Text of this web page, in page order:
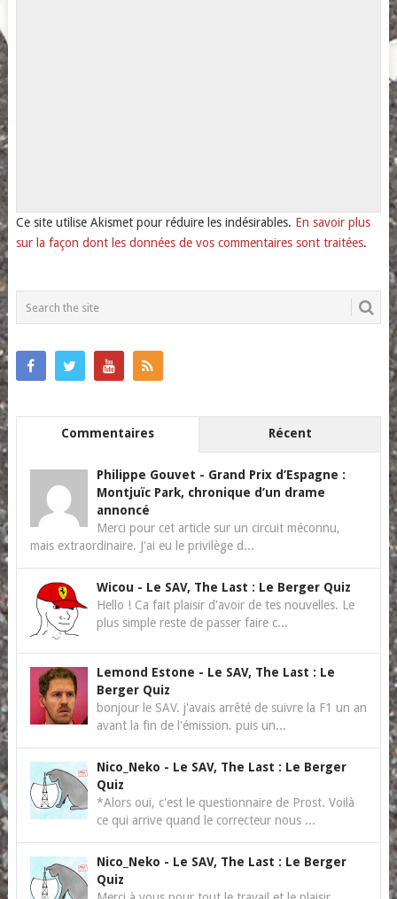
Ce site utilise Akismet pour réduire les indésirables. En savoir plus
sur la façon dont les données de vos commentaires sont traitées.
Commentaires Récent
Philippe Gouvet - Grand Prix d’Espagne :
Montjuïc Park, chronique d’un drame
annoncé
Merci pour cet article sur un circuit méconnu,
mais extraordinaire. J'ai eu le privilège d...
Wicou - Le SAV, The Last : Le Berger Quiz
Hello ! Ca fait plaisir d'avoir de tes nouvelles. Le
plus simple reste de passer faire c...
Lemond Estone - Le SAV, The Last : Le
Berger Quiz
bonjour le SAV. j'avais arrêté de suivre la F1 un an
avant la fin de l'émission. puis un...
Nico_Neko - Le SAV, The Last : Le Berger
Quiz
*Alors oui, c'est le questionnaire de Prost. Voilà
ce qui arrive quand le correcteur nous ...
Nico_Neko - Le SAV, The Last : Le Berger
Quiz